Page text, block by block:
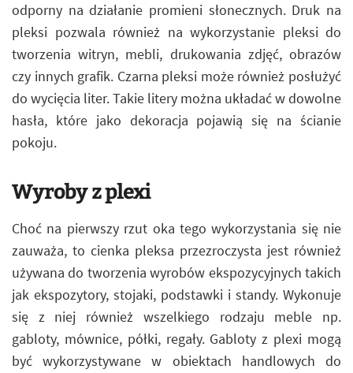
odporny na działanie promieni słonecznych. Druk na
pleksi pozwala również na wykorzystanie pleksi do
tworzenia witryn, mebli, drukowania zdjęć, obrazów
czy innych grafik. Czarna pleksi może również posłużyć
do wycięcia liter. Takie litery można układać w dowolne
hasła, które jako dekoracja pojawią się na ścianie
pokoju.
Wyroby z plexi
Choć na pierwszy rzut oka tego wykorzystania się nie
zauważa, to cienka pleksa przezroczysta jest również
używana do tworzenia wyrobów ekspozycyjnych takich
jak ekspozytory, stojaki, podstawki i standy. Wykonuje
się z niej również wszelkiego rodzaju meble np.
gabloty, mównice, półki, regały. Gabloty z plexi mogą
być wykorzystywane w obiektach handlowych do